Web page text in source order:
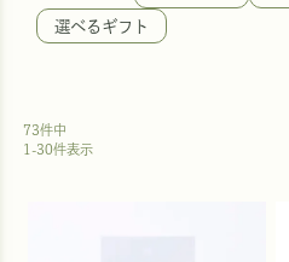
選べるギフト
73件中
1 -30件表示